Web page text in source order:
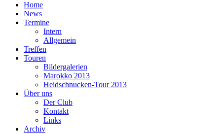
Home
News
Termine
Intern
Allgemein
Treffen
Touren
Bildergalerien
Marokko 2013
Heidschnucken-Tour 2013
Über uns
Der Club
Kontakt
Links
Archiv